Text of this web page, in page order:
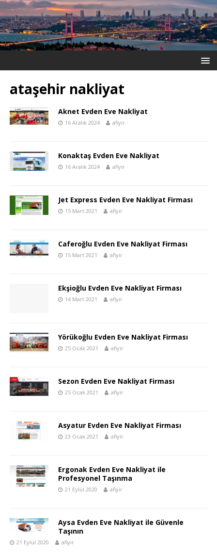
ataşehir nakliyat
Aknet Evden Eve Nakliyat
16 Aralık 2024 afiyir
Konaktaş Evden Eve Nakliyat
16 Aralık 2024 afiyir
Jet Express Evden Eve Nakliyat Firması
15 Mart 2021 afiyir
Caferoğlu Evden Eve Nakliyat Firması
15 Mart 2021 afiyir
Ekşioğlu Evden Eve Nakliyat Firması
14 Mart 2021 afiyir
Yörükoğlu Evden Eve Nakliyat Firması
25 Ocak 2021 afiyir
Sezon Evden Eve Nakliyat Firması
25 Ocak 2021 afiyir
Asyatur Evden Eve Nakliyat Firması
23 Ocak 2021 afiyir
Ergonak Evden Eve Nakliyat ile
Profesyonel Taşınma
21 Eylül 2020 afiyir
Aysa Evden Eve Nakliyat ile Güvenle
Taşının
21 Eylül 2020 afiyir